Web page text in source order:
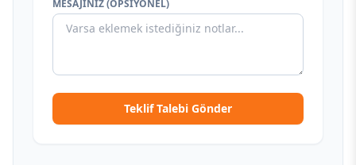
MESAJINIZ (OPSIYONEL)
Teklif Talebi Gönder